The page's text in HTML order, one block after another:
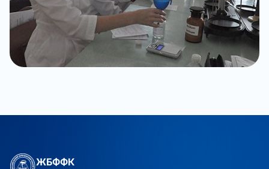
ЖБФФК